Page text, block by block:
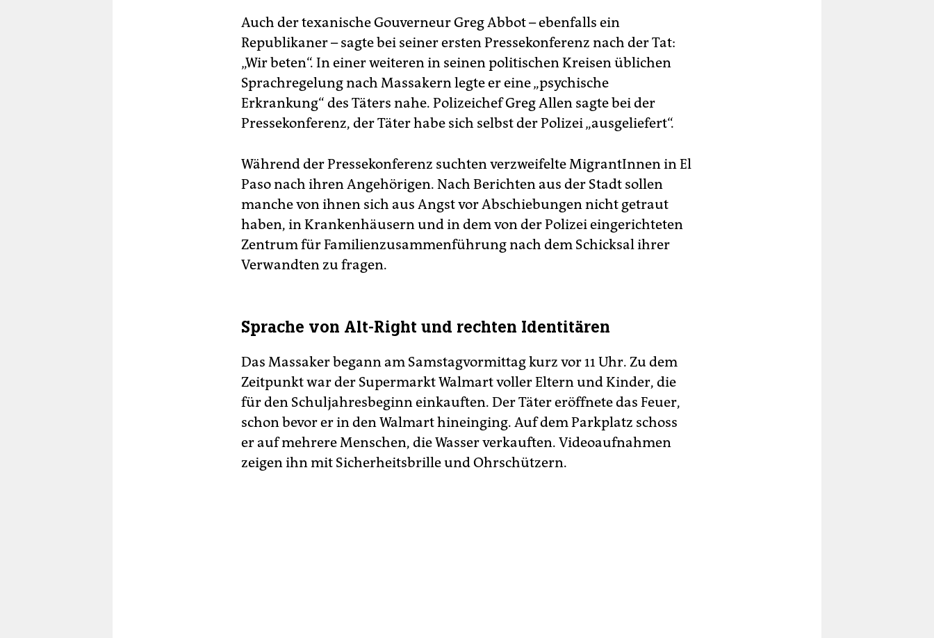
Auch der texanische Gouverneur Greg Abbot – ebenfalls ein
Republikaner – sagte bei seiner ersten Pressekonferenz nach der Tat:
„Wir beten“. In einer weiteren in seinen politischen Kreisen üblichen
Sprachregelung nach Massakern legte er eine „psychische
Erkrankung“ des Täters nahe. Polizeichef Greg Allen sagte bei der
Pressekonferenz, der Täter habe sich selbst der Polizei „ausgeliefert“.
Während der Pressekonferenz suchten verzweifelte MigrantInnen in El
Paso nach ihren Angehörigen. Nach Berichten aus der Stadt sollen
manche von ihnen sich aus Angst vor Abschiebungen nicht getraut
haben, in Krankenhäusern und in dem von der Polizei eingerichteten
Zentrum für Familienzusammenführung nach dem Schicksal ihrer
Verwandten zu fragen.
Sprache von Alt-Right und rechten Identitären
Das Massaker begann am Samstagvormittag kurz vor 11 Uhr. Zu dem
Zeitpunkt war der Supermarkt Walmart voller Eltern und Kinder, die
für den Schuljahresbeginn einkauften. Der Täter eröffnete das Feuer,
schon bevor er in den Walmart hineinging. Auf dem Parkplatz schoss
er auf mehrere Menschen, die Wasser verkauften. Videoaufnahmen
zeigen ihn mit Sicherheitsbrille und Ohrschützern.